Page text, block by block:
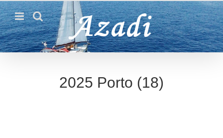
Passer
au
contenu
2025 Porto (18)